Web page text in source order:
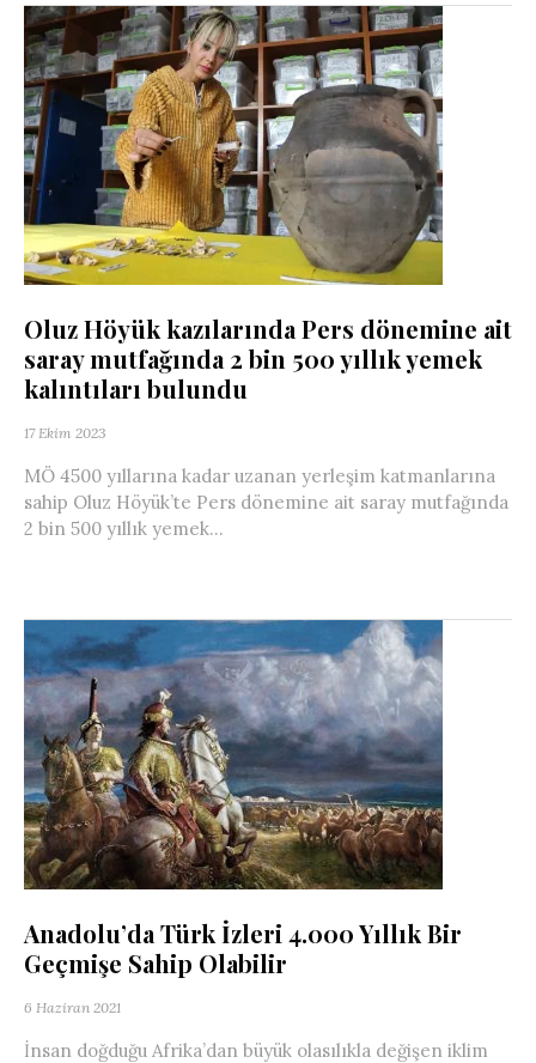
Oluz Höyük kazılarında Pers dönemine ait
saray mutfağında 2 bin 500 yıllık yemek
kalıntıları bulundu
17 Ekim 2023
MÖ 4500 yıllarına kadar uzanan yerleşim katmanlarına
sahip Oluz Höyük’te Pers dönemine ait saray mutfağında
2 bin 500 yıllık yemek...
Anadolu’da Türk İzleri 4.000 Yıllık Bir
Geçmişe Sahip Olabilir
6 Haziran 2021
İnsan doğduğu Afrika’dan büyük olasılıkla değişen iklim